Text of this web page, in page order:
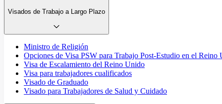
Visados de Trabajo a Largo Plazo
Ministro de Religión
Opciones de Visa PSW para Trabajo Post-Estudio en el Reino
Visa de Escalamiento del Reino Unido
Visa para trabajadores cualificados
Visado de Graduado
Visado para Trabajadores de Salud y Cuidado